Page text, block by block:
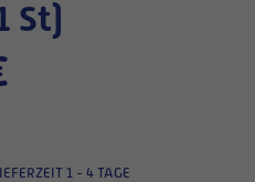
St)
1 - 4 TAGE